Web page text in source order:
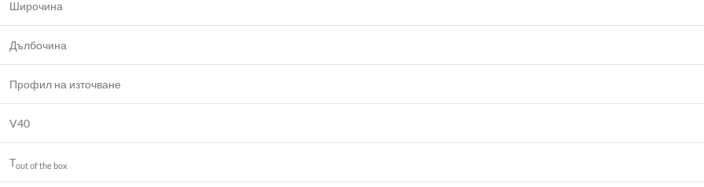
Широчина
Дълбочина
Профил на източване
V40
Tout of the box